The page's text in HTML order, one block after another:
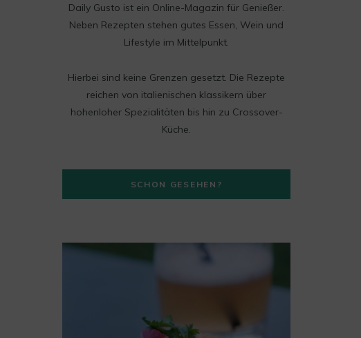
s
t
g
r
m
Daily Gusto ist ein Online-Magazin für Genießer.
Neben Rezepten stehen gutes Essen, Wein und
Lifestyle im Mittelpunkt.
Hierbei sind keine Grenzen gesetzt. Die Rezepte
reichen von italienischen klassikern über
hohenloher Spezialitäten bis hin zu Crossover-
Küche.
SCHON GESEHEN?